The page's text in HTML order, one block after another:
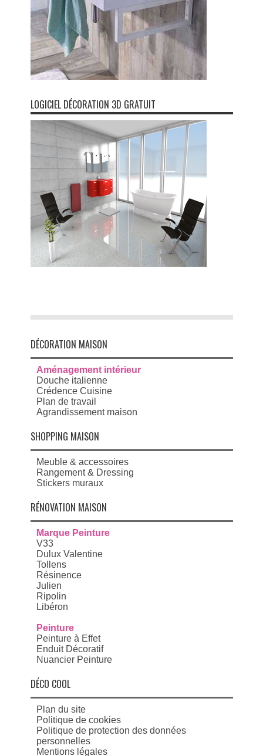
LOGICIEL DÉCORATION 3D GRATUIT
DÉCORATION MAISON
Aménagement intérieur
Douche italienne
Crédence Cuisine
Plan de travail
Agrandissement maison
SHOPPING MAISON
Meuble & accessoires
Rangement & Dressing
Stickers muraux
RÉNOVATION MAISON
Marque Peinture
V33
Dulux Valentine
Tollens
Résinence
Julien
Ripolin
Libéron
Peinture
Peinture à Effet
Enduit Décoratif
Nuancier Peinture
DÉCO COOL
Plan du site
Politique de cookies
Politique de protection des données
personnelles
Mentions légales